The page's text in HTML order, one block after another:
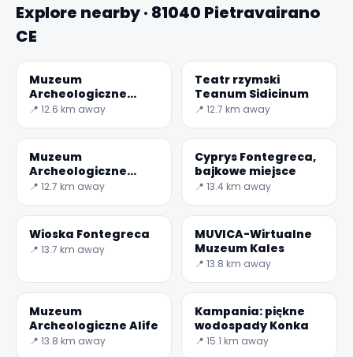
Explore nearby · 81040 Pietravairano
CE
Muzeum
Archeologiczne
Teanum Sidicinum
📍 12.6 km away
Teatr rzymski
Teanum Sidicinum
📍 12.7 km away
Muzeum
Archeologiczne
Teano
📍 12.7 km away
Cyprys Fontegreca,
bajkowe miejsce
📍 13.4 km away
Wioska Fontegreca
📍 13.7 km away
MUVICA-Wirtualne
Muzeum Kales
📍 13.8 km away
Muzeum
Archeologiczne Alife
📍 13.8 km away
Kampania: piękne
wodospady Konka
📍 15.1 km away